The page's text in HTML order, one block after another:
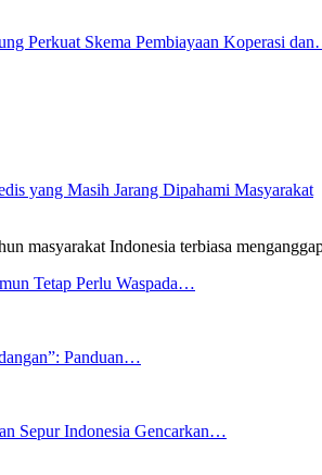
Perkuat Skema Pembiayaan Koperasi
yang Masih Jarang Dipahami Masyarakat
masyarakat Indonesia terbiasa
Tetap Perlu Waspada…
Panduan…
Sepur Indonesia Gencarkan…